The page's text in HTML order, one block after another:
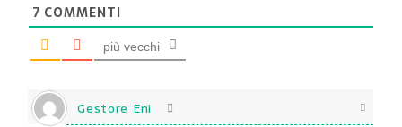
7 COMMENTI
più vecchi
Gestore Eni